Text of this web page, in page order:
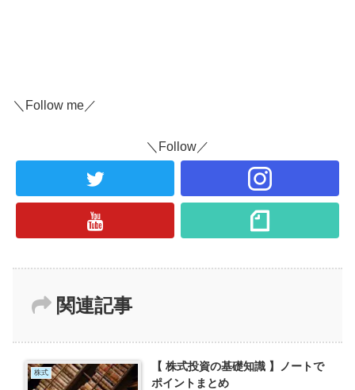
＼Follow me／
＼Follow／
関連記事
株式
【 株式投資の基礎知識 】ノートで
ポイントまとめ